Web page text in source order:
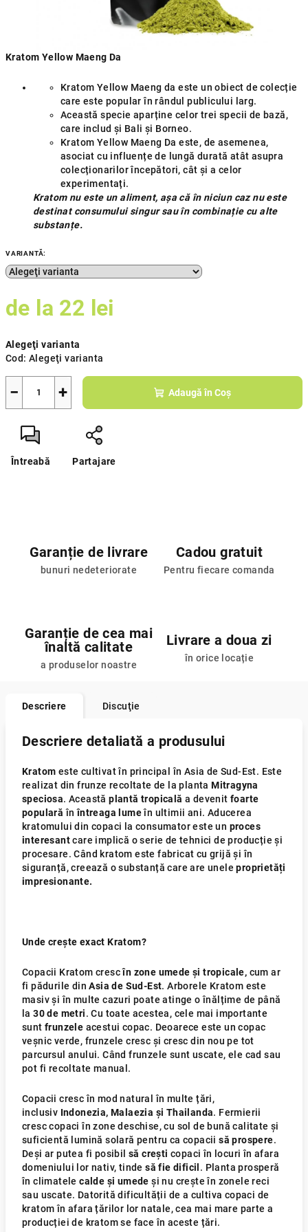
Kratom Yellow Maeng Da
Kratom Yellow Maeng da este un obiect de colecție
care este popular în rândul publicului larg.
Această specie aparține celor trei specii de bază,
care includ și Bali și Borneo.
Kratom Yellow Maeng Da este, de asemenea,
asociat cu influențe de lungă durată atât asupra
colecționarilor începători, cât și a celor
experimentați.
Kratom nu este un aliment, așa că în niciun caz nu este
destinat consumului singur sau în combinație cu alte
substanțe.
VARIANTĂ:
de la 22 lei
preţ:
Alegeţi varianta
Cod: Alegeţi varianta
+
− Adaugă în Coş
Întreabă Partajare
Garanție de livrare
bunuri nedeteriorate
Cadou gratuit
Pentru fiecare comanda
Garanție de cea mai
înaltă calitate
a produselor noastre
Livrare a doua zi
în orice locație
Descriere Discuţie
Descriere detaliată a produsului
Kratom este cultivat în principal în Asia de Sud-Est. Este
realizat din frunze recoltate de la planta Mitragyna
speciosa. Această plantă tropicală a devenit foarte
populară în întreaga lume în ultimii ani. Aducerea
kratomului din copaci la consumator este un proces
interesant care implică o serie de tehnici de producție și
procesare. Când kratom este fabricat cu grijă și în
siguranță, creează o substanță care are unele proprietăți
impresionante.
Unde crește exact Kratom?
Copacii Kratom cresc în zone umede și tropicale, cum ar
fi pădurile din Asia de Sud-Est. Arborele Kratom este
masiv și în multe cazuri poate atinge o înălțime de până
la 30 de metri. Cu toate acestea, cele mai importante
sunt frunzele acestui copac. Deoarece este un copac
veșnic verde, frunzele cresc și cresc din nou pe tot
parcursul anului. Când frunzele sunt uscate, ele cad sau
pot fi recoltate manual.
Copacii cresc în mod natural în multe țări,
inclusiv Indonezia, Malaezia și Thailanda. Fermierii
cresc copaci în zone deschise, cu sol de bună calitate și
suficientă lumină solară pentru ca copacii să prospere.
Deși ar putea fi posibil să crești copaci în locuri în afara
domeniului lor nativ, tinde să fie dificil . Planta prosperă
în climatele calde și umede și nu crește în zonele reci
sau uscate. Datorită dificultății de a cultiva copaci de
kratom în afara țărilor lor natale, cea mai mare parte a
producției de kratom se face în aceste țări.